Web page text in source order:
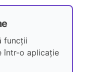
funcții
într-o aplicație